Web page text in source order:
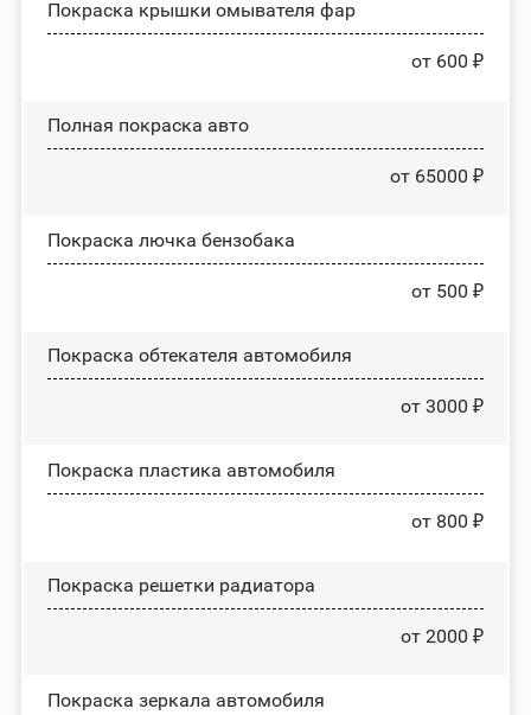
Покраска крышки омывателя фар
от 600 ₽
Полная покраска авто
от 65000 ₽
Покраска лючка бензобака
от 500 ₽
Покраска обтекателя автомобиля
от 3000 ₽
Покраска пластика автомобиля
от 800 ₽
Покраска решетки радиатора
от 2000 ₽
Покраска зеркала автомобиля